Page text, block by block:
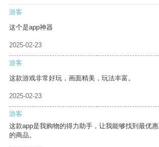
游客
这个是app神器
2025-02-23
游客
这款游戏非常好玩，画面精美，玩法丰富。
2025-02-23
游客
这款app是我购物的得力助手，让我能够找到最优
的商品。